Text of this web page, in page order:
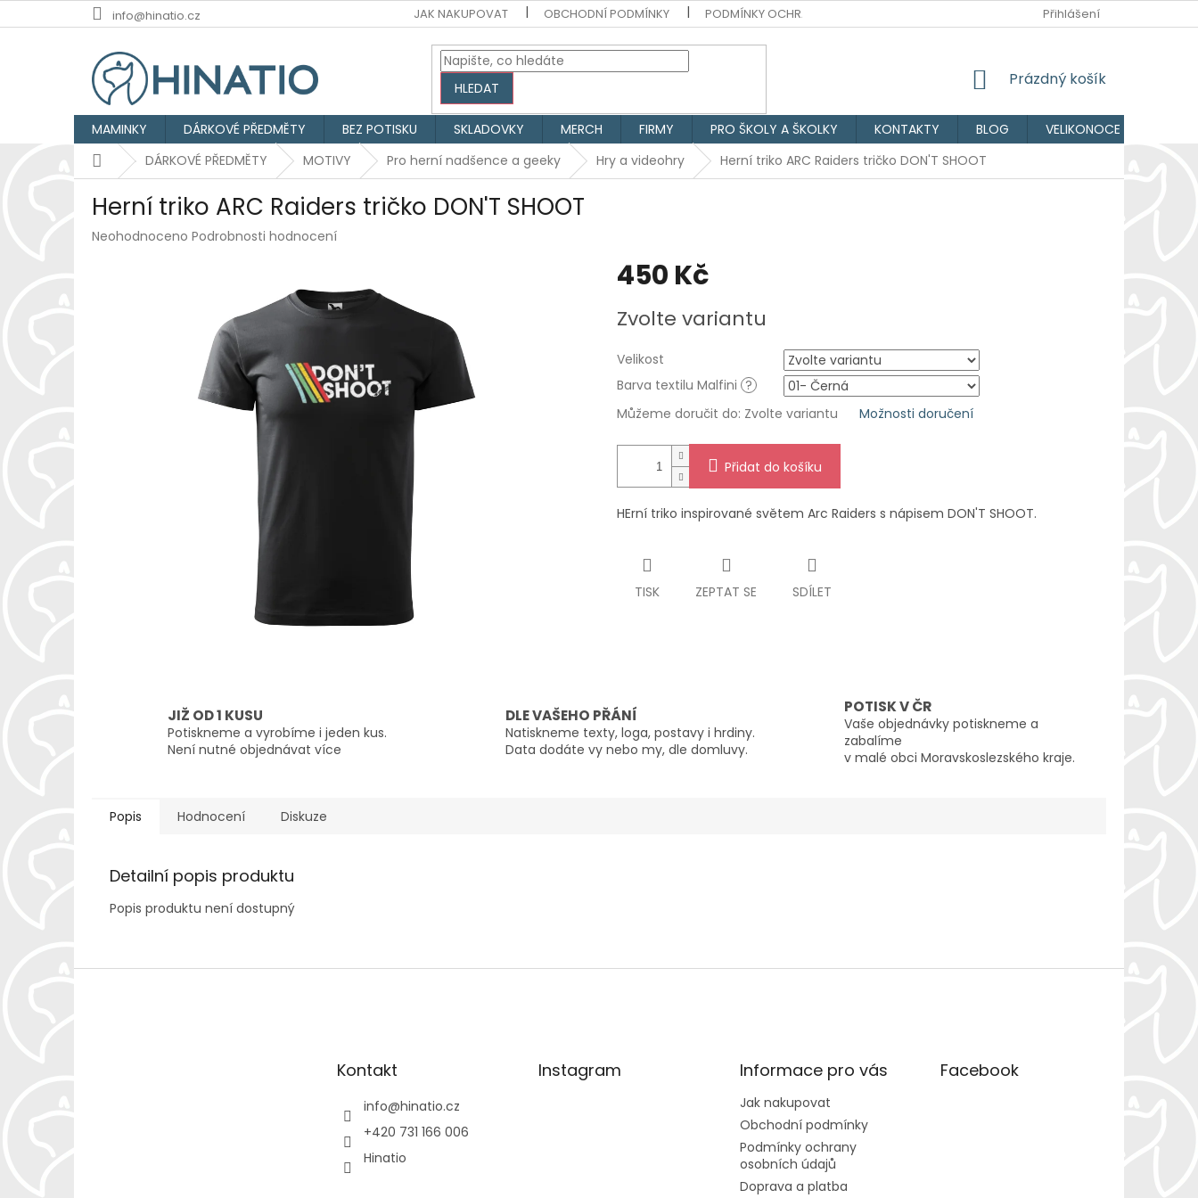
na
info@hinatio.cz JAK NAKUPOVAT OBCHODNÍ PODMÍNKY PODMÍNKY OCHRANY OSOBNÍCH ÚDAJŮ DOPRAVA A PLATBA
Přihlášení
HLEDAT
NÁKUPNÍ
Prázdný košík
MAMINKY DÁRKOVÉ PŘEDMĚTY BEZ POTISKU SKLADOVKY MERCH FIRMY PRO ŠKOLY A ŠKOLKY KONTAKTY BLOG VELIKONOCE
DomůDÁRKOVÉ PŘEDMĚTY MOTIVY Pro herní nadšence a geeky Hry a videohry Herní triko ARC Raiders tričko DON'T SHOOT
Herní triko ARC Raiders tričko DON'T SHOOT
Průměrné
Neohodnoceno Podrobnosti hodnocení
450 Kč
cena:
Zvolte variantu
Velikost
Barva textilu Malfini ?
Můžeme doručit do: Zvolte variantu Možnosti doručení
Přidat do košíku
HErní triko inspirované světem Arc Raiders s nápisem DON'T SHOOT.
TISK ZEPTAT SE SDÍLET
JIŽ OD 1 KUSU
Potiskneme a vyrobíme i jeden kus.
Není nutné objednávat více
DLE VAŠEHO PŘÁNÍ
Natiskneme texty, loga, postavy i hrdiny.
Data dodáte vy nebo my, dle domluvy.
POTISK V ČR
Vaše objednávky potiskneme a
zabalíme
v malé obci Moravskoslezského kraje.
Popis Hodnocení Diskuze
Detailní popis produktu
Popis produktu není dostupný
Kontakt
info@hinatio.cz
+420 731 166 006
Hinatio
Instagram Informace pro vás
Jak nakupovat
Obchodní podmínky
Podmínky ochrany
osobních údajů
Doprava a platba
Facebook